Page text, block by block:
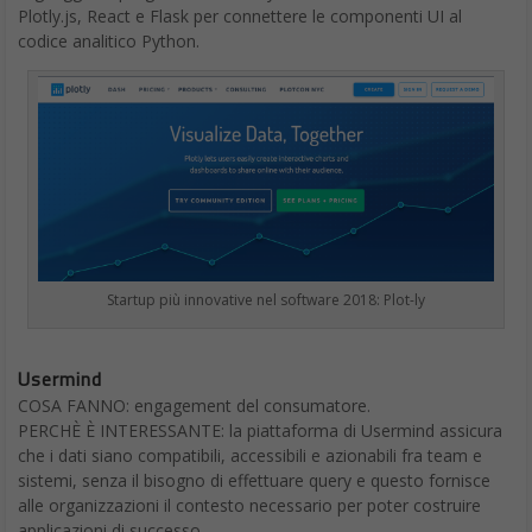
Plotly.js, React e Flask per connettere le componenti UI al
codice analitico Python.
Startup più innovative nel software 2018: Plot-ly
Usermind
COSA FANNO: engagement del consumatore.
PERCHÈ È INTERESSANTE: la piattaforma di Usermind assicura
che i dati siano compatibili, accessibili e azionabili fra team e
sistemi, senza il bisogno di effettuare query e questo fornisce
alle organizzazioni il contesto necessario per poter costruire